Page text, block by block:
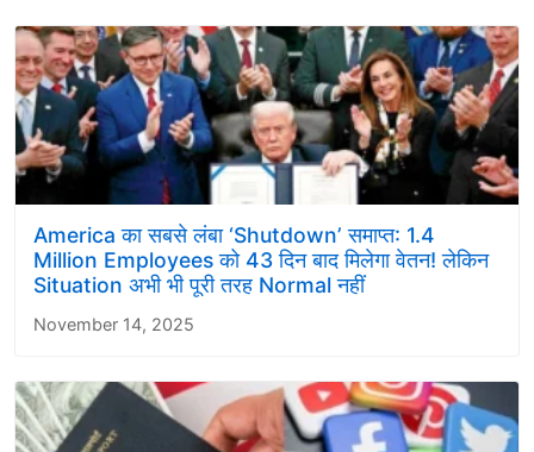
America का सबसे लंबा ‘Shutdown’ समाप्त: 1.4
Million Employees को 43 दिन बाद मिलेगा वेतन! लेकिन
Situation अभी भी पूरी तरह Normal नहीं
November 14, 2025